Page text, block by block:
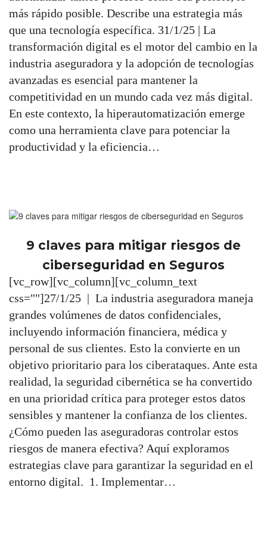
más rápido posible. Describe una estrategia más
que una tecnología específica. 31/1/25 | La
transformación digital es el motor del cambio en la
industria aseguradora y la adopción de tecnologías
avanzadas es esencial para mantener la
competitividad en un mundo cada vez más digital.
En este contexto, la hiperautomatización emerge
como una herramienta clave para potenciar la
productividad y la eficiencia…
9 claves para mitigar riesgos de
ciberseguridad en Seguros
[vc_row][vc_column][vc_column_text
css=""]27/1/25 | La industria aseguradora maneja
grandes volúmenes de datos confidenciales,
incluyendo información financiera, médica y
personal de sus clientes. Esto la convierte en un
objetivo prioritario para los ciberataques. Ante esta
realidad, la seguridad cibernética se ha convertido
en una prioridad crítica para proteger estos datos
sensibles y mantener la confianza de los clientes.
¿Cómo pueden las aseguradoras controlar estos
riesgos de manera efectiva? Aquí exploramos
estrategias clave para garantizar la seguridad en el
entorno digital. 1. Implementar…